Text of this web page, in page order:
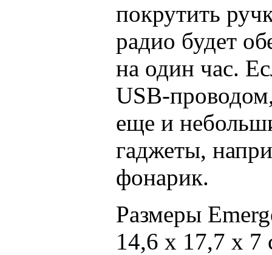
покрутить
радио будет
на один час.
USB-
еще и
гаджеты,
фонарик.
Размеры
14,6 х 17,7 х 7